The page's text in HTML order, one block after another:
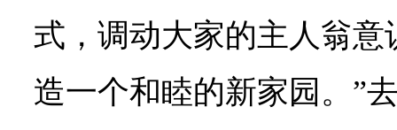
式，调动大家的主人翁
造一个和睦的新家园。”